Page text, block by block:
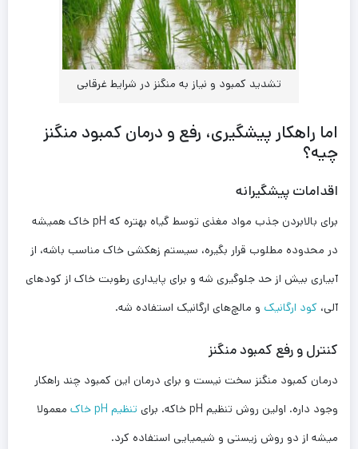
تشدید کمبود و نیاز به منگنز در شرایط غرقابی
اما راهکار پیشگیری، رفع و درمان کمبود منگنز
چیه؟
اقدامات پیشگیرانه
برای بالابردن جذب مواد مغذی توسط گیاه بهتره که pH خاک همیشه
در محدوده مطلوب قرار بگیره، سیستم زهکشی خاک مناسب باشه، از
آبیاری بیش از حد جلوگیری شه و برای پایداری رطوبت خاک از کودهای
آلی، کود ارگانیک و مالچ‌های ارگانیک استفاده شه.
کنترل و رفع کمبود منگنز
درمان کمبود منگنز سخت نیست و برای درمان این کمبود چند راهکار
وجود داره. اولین روش تنظیم pH خاکه. برای
تنظیم pH خاک
معمولا
میشه از دو روش زیستی و شیمیایی استفاده کرد.